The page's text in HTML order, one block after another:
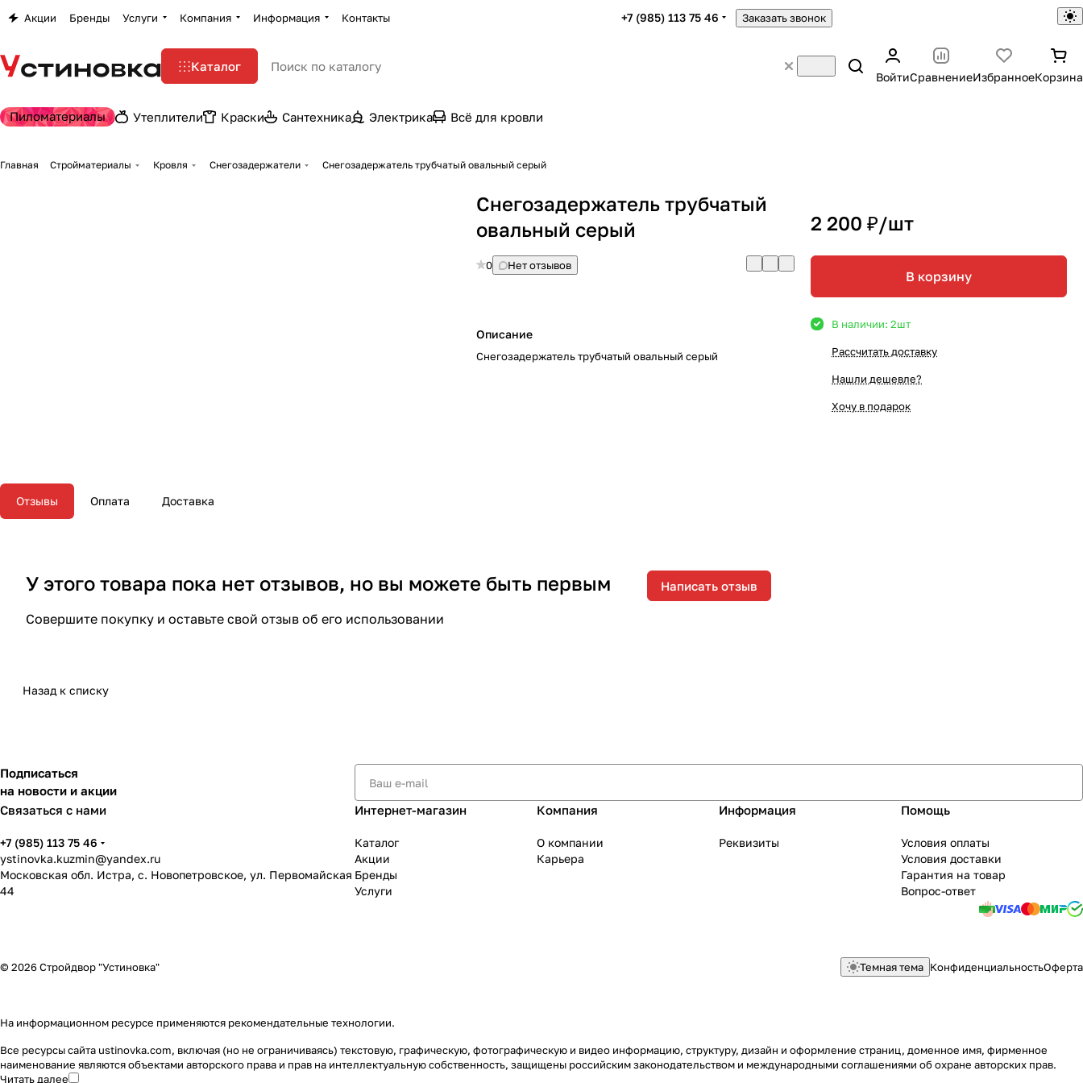
Акции Бренды Услуги Компания Информация Контакты +7 (985) 113 75 46 Заказать звонок
Каталог
ВойтиСравнениеИзбранноеКорзина
Пиломатериалы Утеплители Краски Сантехника Электрика Всё для кровли
Главная Стройматериалы Кровля Снегозадержатели Снегозадержатель трубчатый овальный серый
Снегозадержатель трубчатый
овальный серый
0 Нет отзывов
Описание
Снегозадержатель трубчатый овальный серый
2 200 ₽/шт
В корзину
В наличии: 2шт
Рассчитать доставку
Нашли дешевле?
Хочу в подарок
Отзывы Оплата Доставка
У этого товара пока нет отзывов, но вы можете быть первым
Совершите покупку и оставьте свой отзыв об его использовании
Написать отзыв
Назад к списку
Подписаться
на новости и акции
Связаться с нами
+7 (985) 113 75 46
ystinovka.kuzmin@yandex.ru
Московская обл. Истра, с. Новопетровское, ул. Первомайская
44
Интернет-магазин
Каталог
Акции
Бренды
Услуги
Компания
О компании
Карьера
Информация
Реквизиты
Помощь
Условия оплаты
Условия доставки
Гарантия на товар
Вопрос-ответ
© 2026 Стройдвор "Устиновка" Темная тема КонфиденциальностьОферта
На информационном ресурсе применяются рекомендательные технологии.
Все ресурсы сайта ustinovka.com, включая (но не ограничиваясь) текстовую, графическую, фотографическую и видео информацию, структуру, дизайн и оформление страниц, доменное имя, фирменное
наименование являются объектами авторского права и прав на интеллектуальную собственность, защищены российским законодательством и международными соглашениями об охране авторских прав.
Читать далее